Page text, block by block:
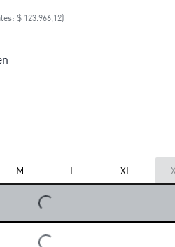
con capucha
$ 123.966,12)
M L XL
LOADING...
LOADING...